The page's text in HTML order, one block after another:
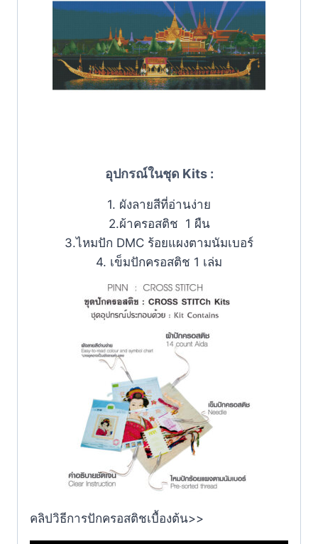
อุปกรณ์ในชุด Kits :
1. ผังลายสีที่อ่านง่าย
2.ผ้าครอสติช 1 ผืน
3.ไหมปัก DMC ร้อยแผงตามนัมเบอร์
4. เข็มปักครอสติช 1 เล่ม
คลิปวิธีการปักครอสติชเบื้องต้น>>